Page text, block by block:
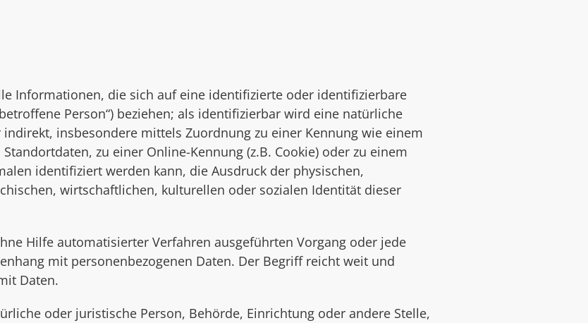
Informationen, die sich auf eine identifizierte oder identifizierbare
Person“) beziehen; als identifizierbar wird eine natürliche
insbesondere mittels Zuordnung zu einer Kennung wie einem
zu einer Online-Kennung (z.B. Cookie) oder zu einem
identifiziert werden kann, die Ausdruck der physischen,
wirtschaftlichen, kulturellen oder sozialen Identität dieser
Hilfe automatisierter Verfahren ausgeführten Vorgang oder jede
mit personenbezogenen Daten. Der Begriff reicht weit und
Daten.
oder juristische Person, Behörde, Einrichtung oder andere Stelle,